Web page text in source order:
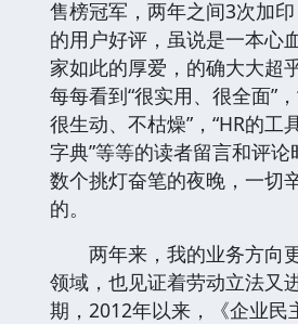
售榜冠军，两年之间3次加
的用户好评，虽说是一本心
家如此的厚爱，的确大大超
每每看到“很实用、很全面”，
很生动、不枯燥”，“HR的工
字典”等等的读者留言和评
数个挑灯奋笔的夜晚，一切
的。
两年来，我的业务方向
领域，也见证着劳动立法又
期，2012年以来，《企业民